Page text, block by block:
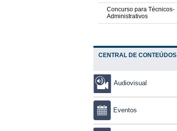
Concurso para Técnicos-
Administrativos
CENTRAL DE CONTEÚDOS
Audiovisual
Eventos